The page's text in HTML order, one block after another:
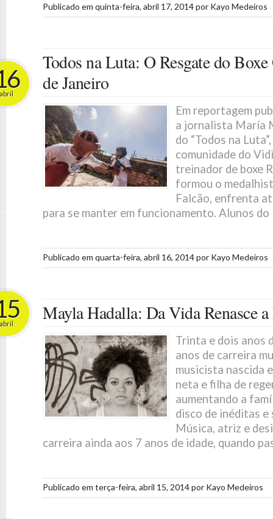
Publicado em quinta-feira, abril 17, 2014por Kayo Medeiros
Todos na Luta: O Resgate do
de Janeiro
abril
Em reportagem
a jornalista María
do “Todos na
comunidade do
treinador de boxe
formou o
Falcão, enfrenta
para se manter em funcionamento. Alunos
Publicado em quarta-feira, abril 16, 2014por Kayo Medeiros
Mayla Hadalla: Da Vida Renasce
abril
Trinta e dois anos
anos de carreira
musicista nascida
neta e filha de
aumentando a
disco de inéditas
Música, atriz e
carreira ainda aos 7 anos de idade, quando
Publicado em terça-feira, abril 15, 2014por Kayo Medeiros